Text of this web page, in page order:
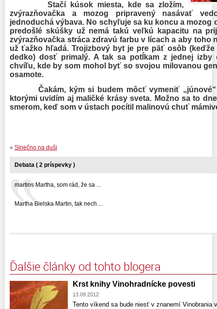
Stačí kúsok miesta, kde sa zložím,
zvýrazňovačka a mozog pripravený nasávať
jednoduchá výbava. No schyľuje sa ku koncu a mozog
predošlé skúšky už nemá takú veľkú kapacitu na
zvýrazňovačka stráca zdravú farbu v lícach a aby toho
už ťažko hľadá. Trojizbový byt je pre päť osôb
dedko) dosť primalý. A tak sa potĺkam z jednej izby
chvíľu, kde by som mohol byť so svojou milovanou
osamote.
Čakám, kým si budem môcť vymeniť „júnové“
ktorými uvidím aj maličké krásy sveta. Možno sa to
smerom, keď som v ústach pocítil malinovú chuť
« Slnečno na duši
Debata ( 2 príspevky )
martins Martha, som rád, že sa ...
Martha Bielska Martin, tak nech ...
Ďalšie články od tohto blogera
Krst knihy Vinohradnícke povesti
13.09.2012
Tento víkend sa bude niesť v znanemí Vinobrania